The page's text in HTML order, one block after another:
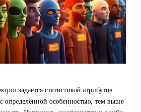
задаётся статистикой атрибутов:
определённой особенностью, тем выше